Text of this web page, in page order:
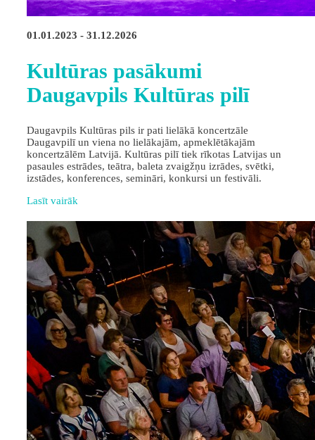
01.01.2023 - 31.12.2026
Kultūras pasākumi
Daugavpils Kultūras pilī
Daugavpils Kultūras pils ir pati lielākā koncertzāle
Daugavpilī un viena no lielākajām, apmeklētākajām
koncertzālēm Latvijā. Kultūras pilī tiek rīkotas Latvijas un
pasaules estrādes, teātra, baleta zvaigžņu izrādes, svētki,
izstādes, konferences, semināri, konkursi un festivāli.
Lasīt vairāk